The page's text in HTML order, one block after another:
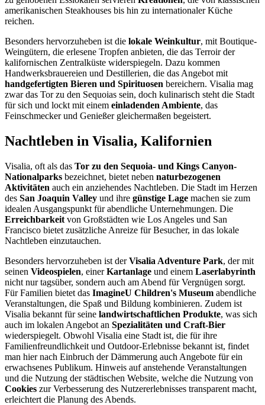
amerikanischen Steakhouses bis hin zu internationaler Küche
reichen.
Besonders hervorzuheben ist die lokale Weinkultur, mit Boutique-
Weingütern, die erlesene Tropfen anbieten, die das Terroir der
kalifornischen Zentralküste widerspiegeln. Dazu kommen
Handwerksbrauereien und Destillerien, die das Angebot mit
handgefertigten Bieren und Spirituosen bereichern. Visalia mag
zwar das Tor zu den Sequoias sein, doch kulinarisch steht die Stadt
für sich und lockt mit einem einladenden Ambiente, das
Feinschmecker und Genießer gleichermaßen begeistert.
Nachtleben in Visalia, Kalifornien
Visalia, oft als das Tor zu den Sequoia- und Kings Canyon-
Nationalparks bezeichnet, bietet neben naturbezogenen
Aktivitäten auch ein anziehendes Nachtleben. Die Stadt im Herzen
des San Joaquin Valley und ihre günstige Lage machen sie zum
idealen Ausgangspunkt für abendliche Unternehmungen. Die
Erreichbarkeit von Großstädten wie Los Angeles und San
Francisco bietet zusätzliche Anreize für Besucher, in das lokale
Nachtleben einzutauchen.
Besonders hervorzuheben ist derVisalia Adventure Park, der mit
seinen Videospielen, einerKartanlage und einem Laserlabyrinth
nicht nur tagsüber, sondern auch am Abend für Vergnügen sorgt.
Für Familien bietet das ImagineU Children's Museum abendliche
Veranstaltungen, die Spaß und Bildung kombinieren. Zudem ist
Visalia bekannt für seine landwirtschaftlichen Produkte, was sich
auch im lokalen Angebot an Spezialitäten und Craft-Bier
wiederspiegelt. Obwohl Visalia eine Stadt ist, die für ihre
Familienfreundlichkeit und Outdoor-Erlebnisse bekannt ist, findet
man hier nach Einbruch der Dämmerung auch Angebote für ein
erwachsenes Publikum. Hinweis auf anstehende Veranstaltungen
und die Nutzung der städtischen Website, welche die Nutzung von
Cookies zur Verbesserung des Nutzererlebnisses transparent macht,
erleichtert die Planung des Abends.